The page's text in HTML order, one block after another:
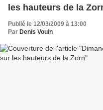
les hauteurs de la
Publié le 12/03/2009 à 13:00
Par Denis Vouin